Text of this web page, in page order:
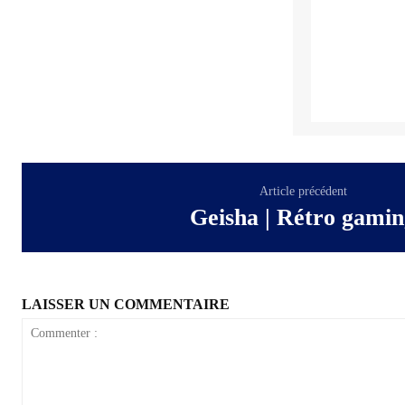
Article précédent
Geisha | Rétro
LAISSER UN COMMENTAIRE